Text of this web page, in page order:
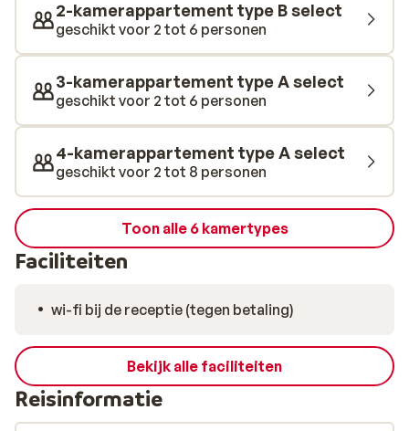
2-kamerappartement type B select
geschikt voor 2 tot 6 personen
3-kamerappartement type A select
geschikt voor 2 tot 6 personen
4-kamerappartement type A select
geschikt voor 2 tot 8 personen
Toon alle 6 kamertypes
Faciliteiten
wi-fi bij de receptie (tegen betaling)
Bekijk alle faciliteiten
Reisinformatie